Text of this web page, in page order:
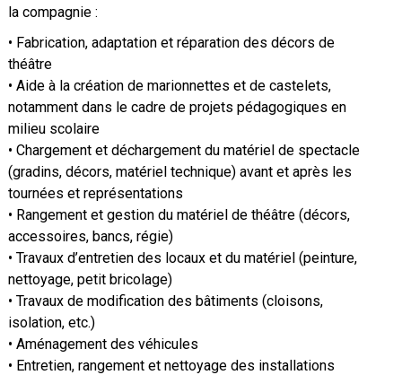
la compagnie :
• Fabrication, adaptation et réparation des décors de
théâtre
• Aide à la création de marionnettes et de castelets,
notamment dans le cadre de projets pédagogiques en
milieu scolaire
• Chargement et déchargement du matériel de spectacle
(gradins, décors, matériel technique) avant et après les
tournées et représentations
• Rangement et gestion du matériel de théâtre (décors,
accessoires, bancs, régie)
• Travaux d’entretien des locaux et du matériel (peinture,
nettoyage, petit bricolage)
• Travaux de modification des bâtiments (cloisons,
isolation, etc.)
• Aménagement des véhicules
• Entretien, rangement et nettoyage des installations